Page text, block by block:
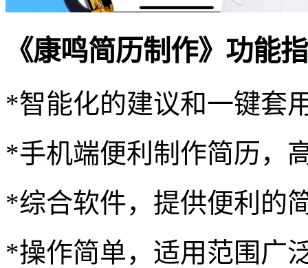
《康鸣简历制作》功能
*智能化的建议和一键套
*手机端便利制作简历，
*综合软件，提供便利的
*操作简单，适用范围广